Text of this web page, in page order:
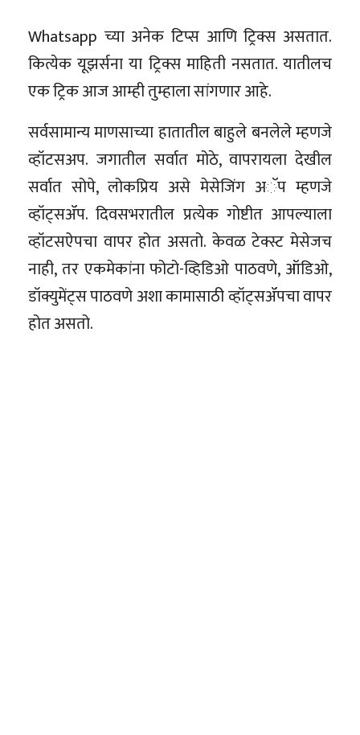
Whatsapp च्या अनेक टिप्स आणि ट्रिक्स असतात.
कित्येक यूझर्सना या ट्रिक्स माहिती नसतात. यातीलच
एक ट्रिक आज आम्ही तुम्हाला सांगणार आहे.
सर्वसामान्य माणसाच्या हातातील बाहुले बनलेले म्हणजे
व्हॉटसअप. जगातील सर्वात मोठे, वापरायला देखील
सर्वात सोपे, लोकप्रिय असे मेसेजिंग अॅप म्हणजे
व्हॉट्सॲप. दिवसभरातील प्रत्येक गोष्टीत आपल्याला
व्हॉटसऐपचा वापर होत असतो. केवळ टेक्स्ट मेसेजच
नाही, तर एकमेकांना फोटो-व्हिडिओ पाठवणे, ऑडिओ,
डॉक्युमेंट्स पाठवणे अशा कामासाठी व्हॉट्सॲपचा वापर
होत असतो.